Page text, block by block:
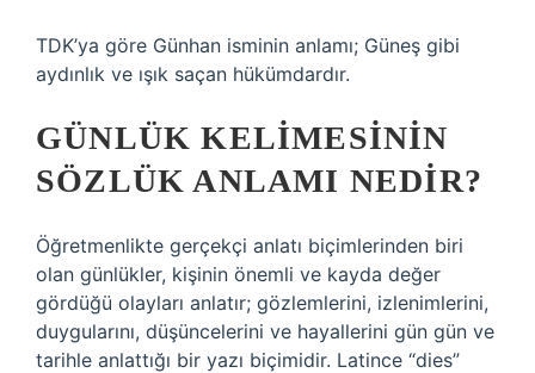
TDK’ya göre Günhan isminin anlamı; Güneş gibi
aydınlık ve ışık saçan hükümdardır.
GÜNLÜK KELIMESININ
SÖZLÜK ANLAMI NEDIR?
Öğretmenlikte gerçekçi anlatı biçimlerinden biri
olan günlükler, kişinin önemli ve kayda değer
gördüğü olayları anlatır; gözlemlerini, izlenimlerini,
duygularını, düşüncelerini ve hayallerini gün gün ve
tarihle anlattığı bir yazı biçimidir. Latince “dies”